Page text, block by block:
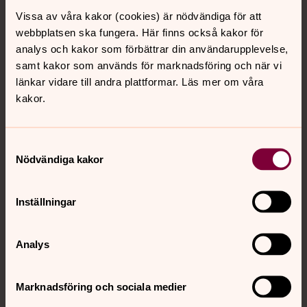
Vissa av våra kakor (cookies) är nödvändiga för att
webbplatsen ska fungera. Här finns också kakor för
analys och kakor som förbättrar din användarupplevelse,
samt kakor som används för marknadsföring och när vi
länkar vidare till andra plattformar. Läs mer om våra
kakor.
Nödvändiga kakor
Inställningar
Analys
Marknadsföring och sociala medier
Sjunga, gunga, dansa och musik i olika stilar för de
yngsta. Grupperna hösten 2026 är nu fulla, förutom
några ströplatser kvar i gruppen 0-8 månader.
Spädbarnsmassage
Mammakör
Är du mamma till barn i småbarnsåldern och längtar
träffas fem onsdagar i Härlanda församlingshem, höst